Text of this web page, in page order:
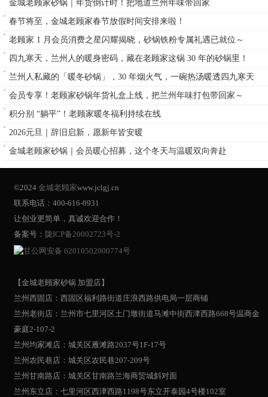
金城老顾家砂锅｜年货倒计时！把地道兰州年味带回家
春节将至，金城老顾家春节放假时间安排来啦！
老顾家 1 月会员消费之星闪耀揭晓，砂锅铁粉专属礼遇已就位～
四九寒天，兰州人的暖身密码，藏在老顾家这锅 30 年的砂锅里！
兰州人私藏的「暖冬砂锅」，30 年烟火气，一碗热汤暖透四九寒天
会员专享！老顾家砂锅年货礼盒上线，把兰州年味打包带回家～
积分别 “躺平”！老顾家暖冬福利持续在线
2026元旦｜辞旧启新，愿新年皆安暖
金城老顾家砂锅｜会员暖心招募，这个冬天与温暖双向奔赴
©2024金城老顾家www.jclgj.cn
联系电话：400-616-0931
让创业更简单，真诚欢迎合作！
备案号： 陇ICP备20002723号-2
甘公网安备 62010502000774号
【金城老顾家砂锅 加盟店】
兰州西固店：西固区福利路街道庄浪西路供电局一层商铺
兰州老街店：兰州市七里河区土门墩街道马滩中街西津西路668号温商金
豪庭2-107-2
兰州均家滩店：城关区雁滩路2037号1F-17号
兰州农民巷店：城关区农民巷207-209号
兰州甘南路店：城关区甘南路兰海商贸城斜对面
兰州东立店：七里河区西津西路1198号东立开泰园4号楼102室